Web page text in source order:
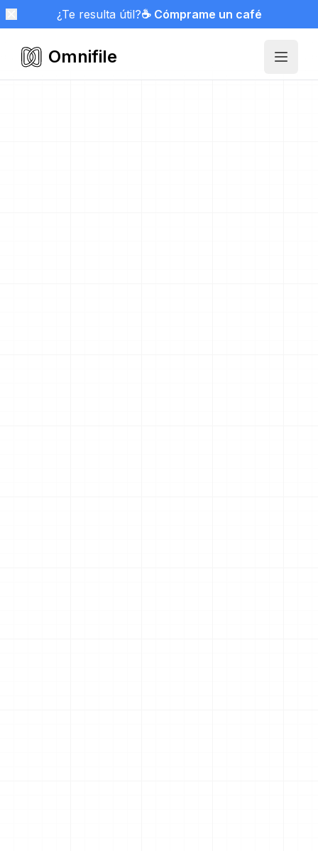
¿Te resulta útil?☕ Cómprame un café
Omnifile